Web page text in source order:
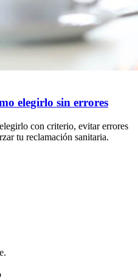
elegirlo sin errores
con criterio, evitar errores
tu reclamación sanitaria.